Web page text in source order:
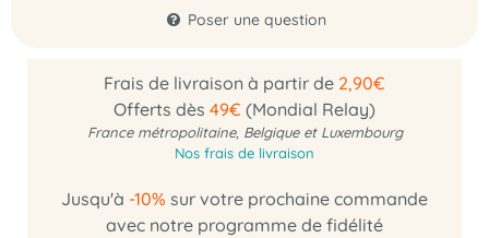
Poser une question
Frais de livraison à partir de 2,90€
Offerts dès 49€ (Mondial Relay)
France métropolitaine, Belgique et Luxembourg
Nos frais de livraison
Jusqu'à -10% sur votre prochaine commande
avec notre programme de fidélité